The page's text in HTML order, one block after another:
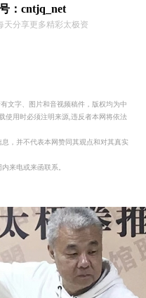
：cntjq_net
天分享更多精彩太极资
文字、图片和音视频稿件，版权均为中
使用时必须注明来源,违反者本网将依法
，并不代表本网赞同其观点和对其真实
来电或来函联系。